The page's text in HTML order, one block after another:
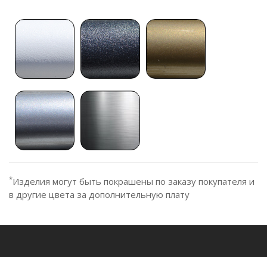
*Изделия могут быть покрашены по заказу покупателя и
в другие цвета за дополнительную плату